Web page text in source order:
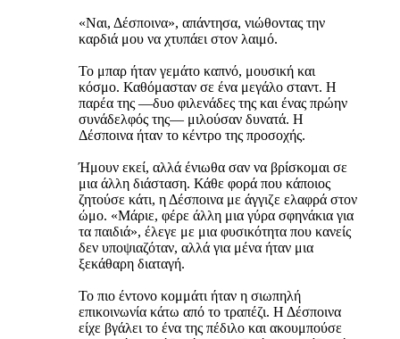
«Ναι, Δέσποινα», απάντησα, νιώθοντας την
καρδιά μου να χτυπάει στον λαιμό.
Το μπαρ ήταν γεμάτο καπνό, μουσική και
κόσμο. Καθόμασταν σε ένα μεγάλο σταντ. Η
παρέα της —δυο φιλενάδες της και ένας πρώην
συνάδελφός της— μιλούσαν δυνατά. Η
Δέσποινα ήταν το κέντρο της προσοχής.
Ήμουν εκεί, αλλά ένιωθα σαν να βρίσκομαι σε
μια άλλη διάσταση. Κάθε φορά που κάποιος
ζητούσε κάτι, η Δέσποινα με άγγιζε ελαφρά στον
ώμο. «Μάριε, φέρε άλλη μια γύρα σφηνάκια για
τα παιδιά», έλεγε με μια φυσικότητα που κανείς
δεν υποψιαζόταν, αλλά για μένα ήταν μια
ξεκάθαρη διαταγή.
Το πιο έντονο κομμάτι ήταν η σιωπηλή
επικοινωνία κάτω από το τραπέζι. Η Δέσποινα
είχε βγάλει το ένα της πέδιλο και ακουμπούσε